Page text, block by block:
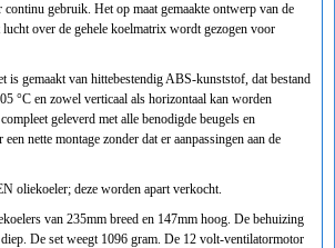
gebruik. Het op maat gemaakte ontwerp van de
over de gehele koelmatrix wordt gezogen voor
is gemaakt van hittebestendig ABS-kunststof, dat bestand
°C en zowel verticaal als horizontaal kan worden
geleverd met alle benodigde beugels en
nette montage zonder dat er aanpassingen aan de
oliekoeler; deze worden apart verkocht.
van 235mm breed en 147mm hoog. De behuizing
De set weegt 1096 gram. De 12 volt-ventilatormotor